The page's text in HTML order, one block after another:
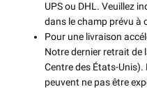
UPS ou DHL. Veuillez
dans le champ prévu à
Pour une livraison
Notre dernier retrait de
Centre des États-
peuvent ne pas être